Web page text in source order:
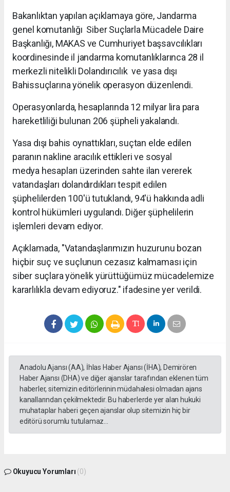
Bakanlıktan yapılan açıklamaya göre, Jandarma
genel komutanlığı Siber Suçlarla Mücadele Daire
Başkanlığı, MAKAS ve Cumhuriyet başsavcılıkları
koordinesinde il jandarma komutanlıklarınca 28 il
merkezli nitelikli Dolandırıcılık ve yasa dışı
Bahissuçlarına yönelik operasyon düzenlendi.
Operasyonlarda, hesaplarında 12 milyar lira para
hareketliliği bulunan 206 şüpheli yakalandı.
Yasa dışı bahis oynattıkları, suçtan elde edilen
paranın nakline aracılık ettikleri ve sosyal
medya hesapları üzerinden sahte ilan vererek
vatandaşları dolandırdıkları tespit edilen
şüphelilerden 100'ü tutuklandı, 94'ü hakkında adli
kontrol hükümleri uygulandı. Diğer şüphelilerin
işlemleri devam ediyor.
Açıklamada, "Vatandaşlarımızın huzurunu bozan
hiçbir suç ve suçlunun cezasız kalmaması için
siber suçlara yönelik yürüttüğümüz mücadelemize
kararlılıkla devam ediyoruz." ifadesine yer verildi.
Anadolu Ajansı (AA), İhlas Haber Ajansı (İHA), Demirören
Haber Ajansı (DHA) ve diğer ajanslar tarafından eklenen tüm
haberler, sitemizin editörlerinin müdahalesi olmadan ajans
kanallarından çekilmektedir. Bu haberlerde yer alan hukuki
muhataplar haberi geçen ajanslar olup sitemizin hiç bir
editörü sorumlu tutulamaz...
Okuyucu Yorumları (0)